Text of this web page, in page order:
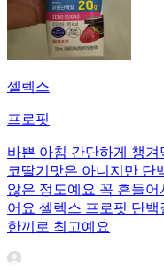
셀렉스
프로핏
바쁜 아침 간단하게 챙
코딸기맛은 아니지만 단
않은 정도예요 꼭 흔들
어요 셀렉스 프로핏 단
한끼로 최고예요